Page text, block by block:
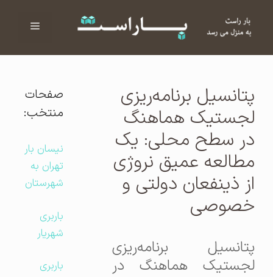
فهرست
پتانسیل برنامه‌ریزی
لجستیک هماهنگ
در سطح محلی: یک
مطالعه عمیق نروژی
از ذینفعان دولتی و
خصوصی
پتانسیل برنامه‌ریزی
لجستیک هماهنگ در
صفحات
منتخب:
نیسان بار
تهران به
شهرستان
باربری
شهریار
باربری